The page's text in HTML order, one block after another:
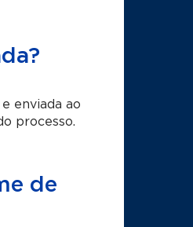
enviada ao
processo.
de